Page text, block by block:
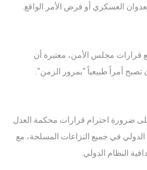
العسكري أو فرض الأمر الواقع.
قرارات مجلس الأمن، معتبرة أن
تصبح أمراً طبيعياً "بمرور الزمن".
ضرورة احترام قرارات محكمة العدل
الدولي في جميع النزاعات المسلحة، مع
النظام الدولي.